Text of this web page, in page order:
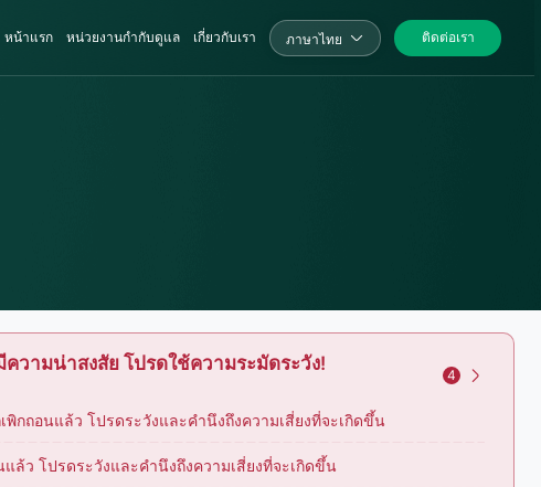
หน้าแรก หน่วยงานกำกับดูแล เกี่ยวกับเรา ภาษาไทย ติดต่อเรา
วามน่าสงสัย โปรดใช้ความระมัดระวัง! 4
กถอนแล้ว โปรดระวังและคำนึงถึงความเสี่ยงที่จะเกิดขึ้น
ว โปรดระวังและคำนึงถึงความเสี่ยงที่จะเกิดขึ้น